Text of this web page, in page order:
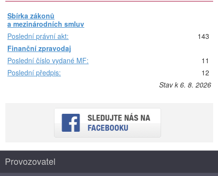
Sbírka zákonů
a mezinárodních smluv
Poslední právní akt:
143
Finanční zpravodaj
Poslední číslo vydané MF:
11
Poslední předpis:
12
Stav k 6. 8. 2026
Provozovatel